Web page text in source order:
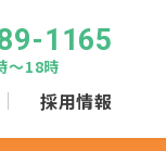
採用情報
1165
〜18時